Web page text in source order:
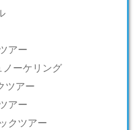
アー
ーケリング
ツアー
アー
クツアー